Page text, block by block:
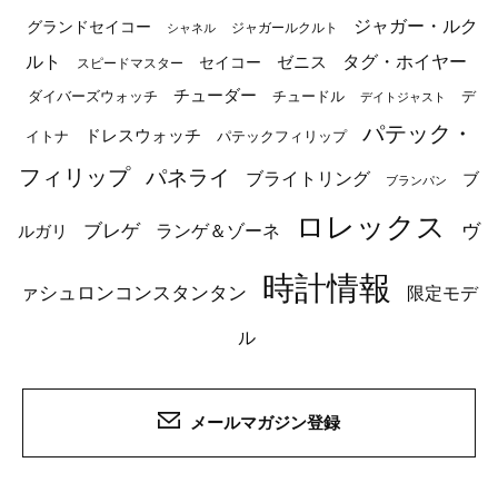
グランドセイコー シャネル ジャガールクルト
ジャガー・ルク
ルト
スピードマスター セイコー ゼニス タグ・ホイヤー
ダイバーズウォッチ チューダー チュードル デイトジャスト デ
イトナ ドレスウォッチ パテックフィリップ
パテック・
フィリップ
パネライ ブライトリング ブランパン ブ
ルガリ ブレゲ ランゲ＆ゾーネ ロレックス ヴ
ァシュロンコンスタンタン 時計情報 限定モデ
ル
メールマガジン登録